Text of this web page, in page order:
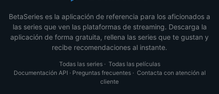
BetaSeries es la aplicación de referencia para los aficionados a
las series que ven las plataformas de streaming. Descarga la
aplicación de forma gratuita, rellena las series que te gustan y
recibe recomendaciones al instante.
Todas las series· Todas las películas
Documentación API · Preguntas frecuentes· Contacta con atención al
cliente